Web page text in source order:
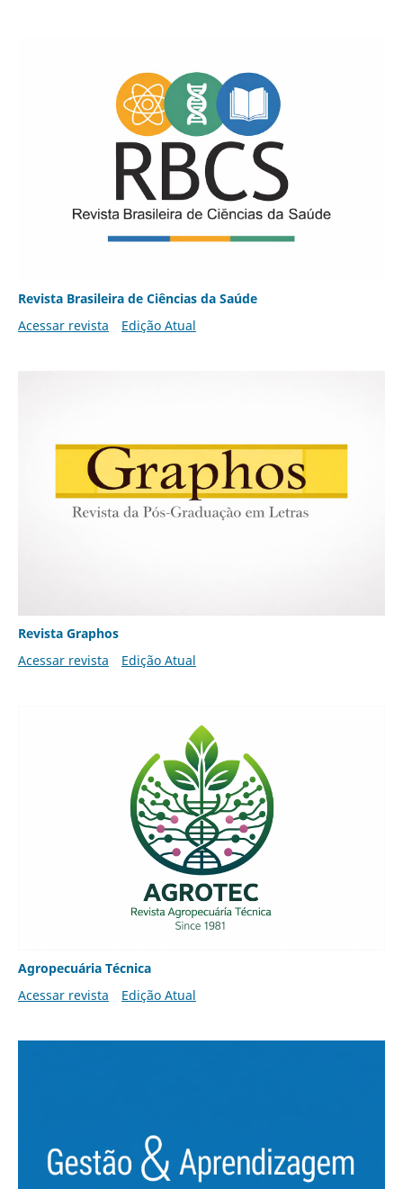
Revista Brasileira de Ciências da Saúde
Acessar revista
Edição Atual
Revista Graphos
Acessar revista
Edição Atual
Agropecuária Técnica
Acessar revista
Edição Atual